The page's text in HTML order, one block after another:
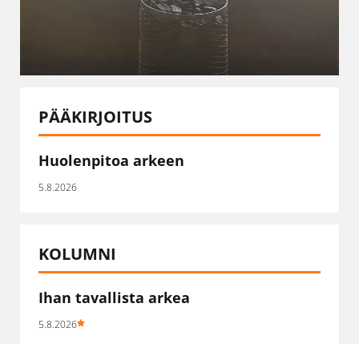
PÄÄKIRJOITUS
Huolenpitoa arkeen
5.8.2026
KOLUMNI
Ihan tavallista arkea
5.8.2026